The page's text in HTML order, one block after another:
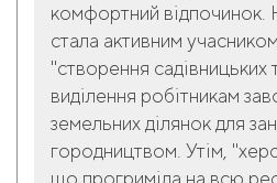
комфортний відпочинок.
стала активним
"створення садівницьких
виділення робітникам
земельних ділянок для
городництвом. Утім,
що прогриміла на всю